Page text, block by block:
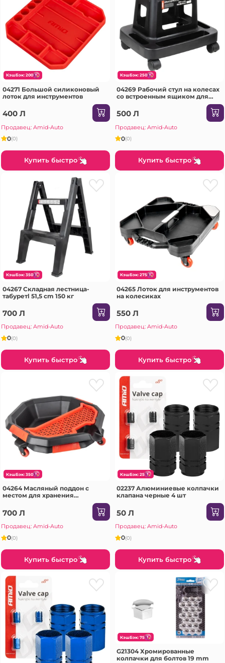
КэшБэк: 200
04271 Большой силиконовый
лоток для инструментов
400 Л
Продавец: Amid-Auto
0(0)
Купить быстро
КэшБэк: 250
04269 Рабочий стул на колесах
со встроенным ящиком для
500 Л
Продавец: Amid-Auto
0(0)
Купить быстро
КэшБэк: 350
04267 Складная лестница-
табуретl 51,5 cm 150 кг
700 Л
Продавец: Amid-Auto
0(0)
Купить быстро
КэшБэк: 275
04265 Лоток для инструментов
на колесиках
550 Л
Продавец: Amid-Auto
0(0)
Купить быстро
КэшБэк: 350
04264 Масляный поддон с
местом для хранения
700 Л
Продавец: Amid-Auto
0(0)
Купить быстро
КэшБэк: 25
02237 Алюминиевые колпачки
клапана черные 4 шт
50 Л
Продавец: Amid-Auto
0(0)
Купить быстро
КэшБэк: 75
G21304 Хромированные
колпачки для болтов 19 mm